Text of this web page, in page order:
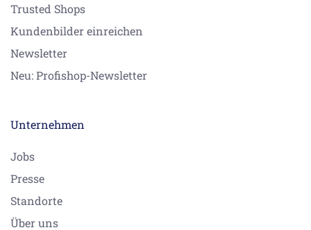
Trusted Shops
Kundenbilder einreichen
Newsletter
Neu: Profishop-Newsletter
Unternehmen
Jobs
Presse
Standorte
Über uns